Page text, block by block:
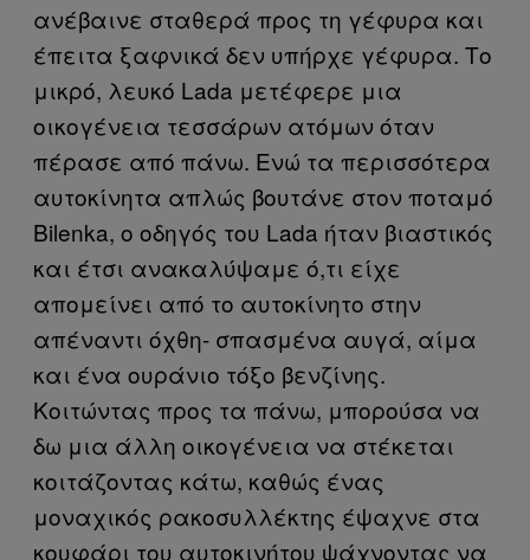
ανέβαινε σταθερά προς τη γέφυρα και
έπειτα ξαφνικά δεν υπήρχε γέφυρα. Το
μικρό, λευκό Lada μετέφερε μια
οικογένεια τεσσάρων ατόμων όταν
πέρασε από πάνω. Ενώ τα περισσότερα
αυτοκίνητα απλώς βουτάνε στον ποταμό
Bilenka, ο οδηγός του Lada ήταν βιαστικός
και έτσι ανακαλύψαμε ό,τι είχε
απομείνει από το αυτοκίνητο στην
απέναντι όχθη- σπασμένα αυγά, αίμα
και ένα ουράνιο τόξο βενζίνης.
Κοιτώντας προς τα πάνω, μπορούσα να
δω μια άλλη οικογένεια να στέκεται
κοιτάζοντας κάτω, καθώς ένας
μοναχικός ρακοσυλλέκτης έψαχνε στα
κουφάρι του αυτοκινήτου ψάχνοντας να